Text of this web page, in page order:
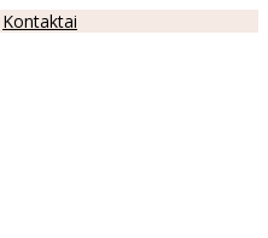
Kontaktai